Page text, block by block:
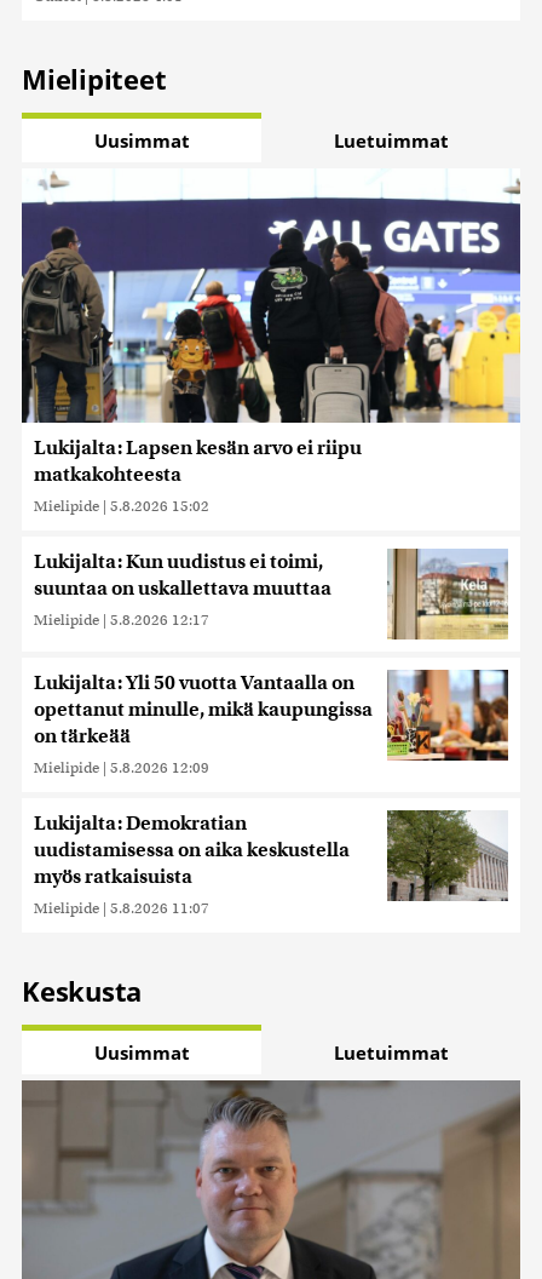
Mielipiteet
Uusimmat Luetuimmat
Lukijalta: Lapsen kesän arvo ei riipu
matkakohteesta
Mielipide | 5.8.2026 15:02
Lukijalta: Kun uudistus ei toimi,
suuntaa on uskallettava muuttaa
Mielipide | 5.8.2026 12:17
Lukijalta: Yli 50 vuotta Vantaalla on
opettanut minulle, mikä kaupungissa
on tärkeää
Mielipide | 5.8.2026 12:09
Lukijalta: Demokratian
uudistamisessa on aika keskustella
myös ratkaisuista
Mielipide | 5.8.2026 11:07
Keskusta
Uusimmat Luetuimmat